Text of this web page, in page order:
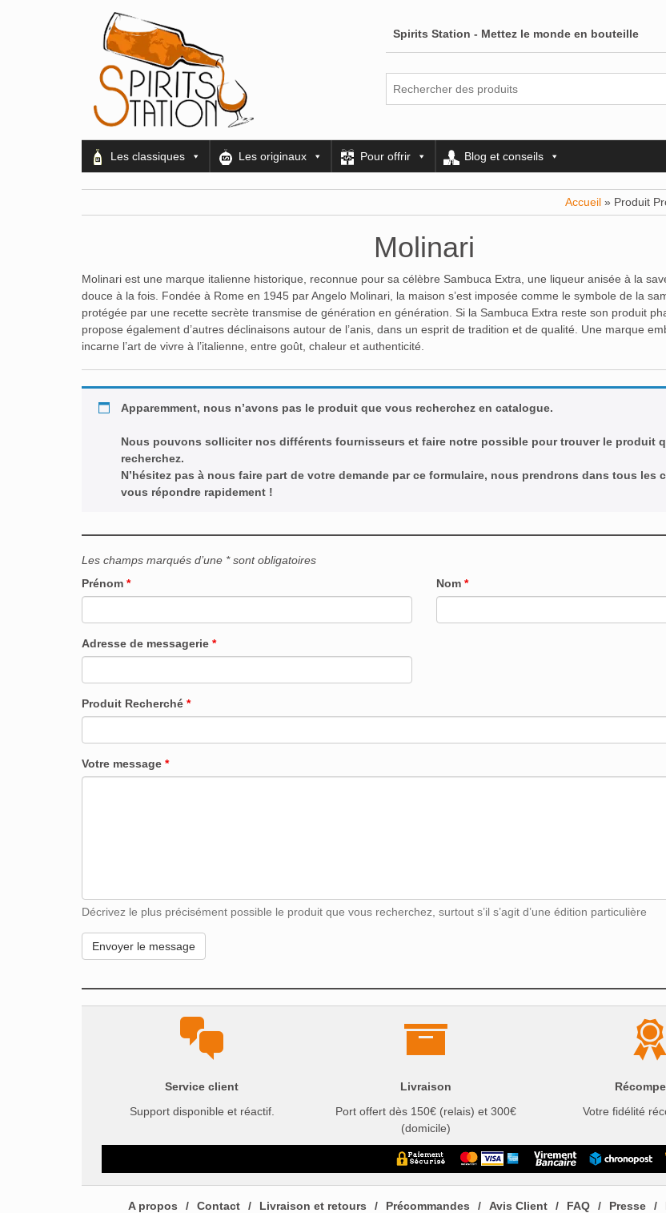
Spirits Station - Mettez le monde en bouteille
Les classiques Les originaux Pour offrir Blog et conseils
Accueil » Produit
Molinari
Molinari est une marque italienne historique, reconnue pour sa célèbre Sambuca Extra, une liqueur anisée à la
douce à la fois. Fondée à Rome en 1945 par Angelo Molinari, la maison s’est imposée comme le symbole de la
protégée par une recette secrète transmise de génération en génération. Si la Sambuca Extra reste son produit
propose également d’autres déclinaisons autour de l’anis, dans un esprit de tradition et de qualité. Une marque
incarne l’art de vivre à l’italienne, entre goût, chaleur et authenticité.
Apparemment, nous n’avons pas le produit que vous recherchez en catalogue.
Nous pouvons solliciter nos différents fournisseurs et faire notre possible pour trouver le produit
recherchez.
N’hésitez pas à nous faire part de votre demande par ce formulaire, nous prendrons dans tous les
vous répondre rapidement !
Les champs marqués d’une * sont obligatoires
Prénom * Nom *
Adresse de messagerie *
Produit Recherché *
Votre message *
Décrivez le plus précisément possible le produit que vous recherchez, surtout s’il s’agit d’une édition particulière
Service client
Support disponible et réactif.
Livraison
Port offert dès 150€ (relais) et 300€
(domicile)
Votre fidélité
A propos Contact Livraison et retours Précommandes Avis Client FAQ Presse